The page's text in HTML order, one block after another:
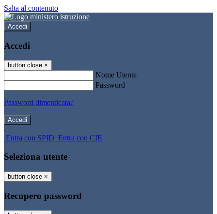
Salta al contenuto
Accedi
Accedi
button close ×
Nome Utente
Password
Password dimenticata?
-
Entra con SPID Entra con CIE
Seleziona utente
button close ×
Recupero password